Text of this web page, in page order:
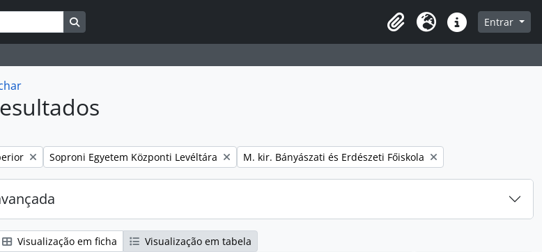
Busque na página de navegação
Área de transferência
Idioma Ligações rápidas
Entrar
Remover filtro:
Soproni Egyetem Központi Levéltára Remover filtro:
M. kir. Bányászati és Erdészeti Főiskola
Visualização em ficha
Visualização em tabela